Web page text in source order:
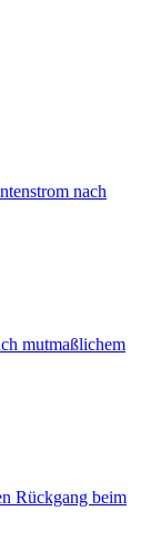
nach
mutmaßlichem
Rückgang beim